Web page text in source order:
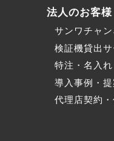
法人のお客様
サンワチャ
検証機貸出サ
特注・名入
導入事例・
代理店契約